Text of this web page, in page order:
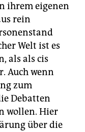
ihrem eigenen
rein
Welt ist es
als als cis
Auch wenn
zum
Debatten
wollen. Hier
über die